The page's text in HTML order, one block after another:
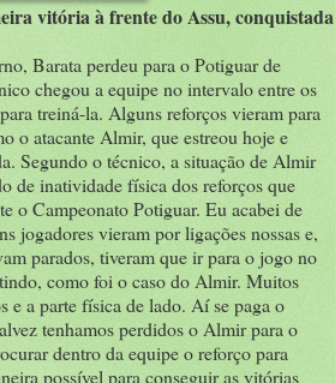
vitória à frente do Assu,
Barata perdeu para o Potiguar de
chegou a equipe no intervalo entre os
treiná-la. Alguns reforços vieram para
o atacante Almir, que estreou hoje e
Segundo o técnico, a situação de Almir
de inatividade física dos reforços que
o Campeonato Potiguar. Eu acabei de
jogadores vieram por ligações nossas e,
parados, tiveram que ir para o jogo no
como foi o caso do Almir. Muitos
e a parte física de lado. Aí se paga o
tenhamos perdidos o Almir para o
dentro da equipe o reforço para
possível para conseguir as vitórias